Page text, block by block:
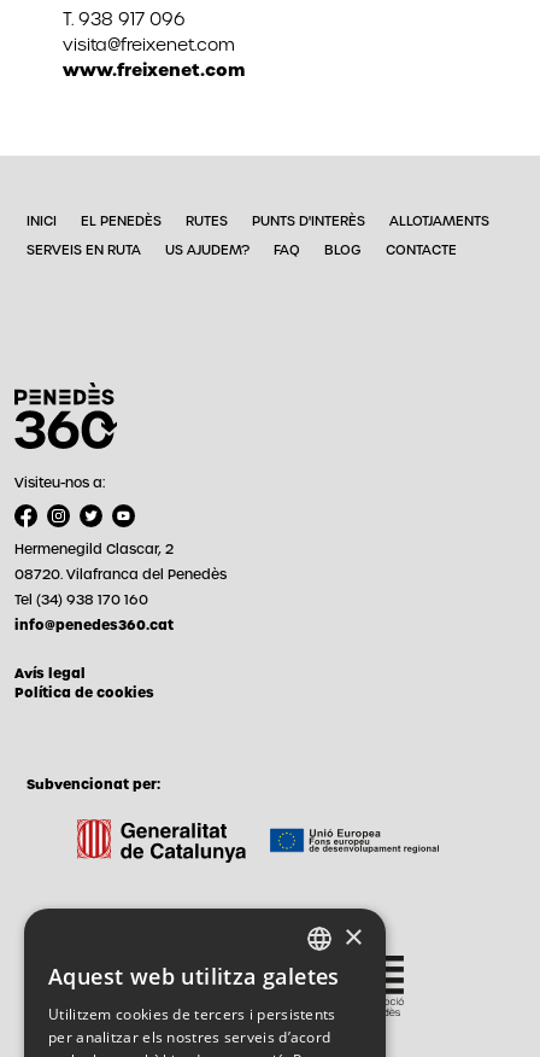
T. 938 917 096
visita@freixenet.com
www.freixenet.com
INICI EL PENEDÈS RUTES PUNTS D'INTERÈS
ALLOTJAMENTS
SERVEIS EN RUTA
US AJUDEM? FAQ BLOG CONTACTE
Visiteu-nos a:
Hermenegild Clascar, 2
08720. Vilafranca del Penedès
Tel (34) 938 170 160
info@penedes360.cat
Avís legal
Política de cookies
Subvencionat per:
CATALAN
SPANISH
×
Aquest web utilitza galetes
Utilitzem cookies de tercers i persistents
per analitzar els nostres serveis d’acord